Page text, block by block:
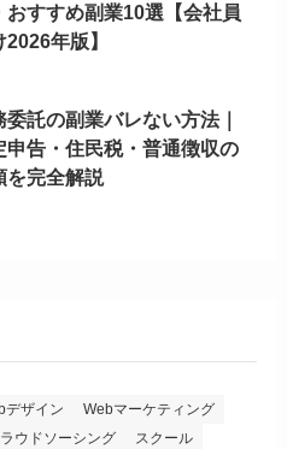
おすすめ副業10選【会社員
2026年版】
委託の副業バレない方法｜
申告・住民税・普通徴収の
を完全解説
デザイン
Webマーケティング
ウドソーシング スクール